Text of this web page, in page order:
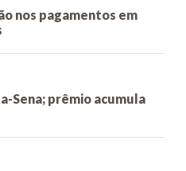
nos pagamentos em
Sena; prêmio acumula